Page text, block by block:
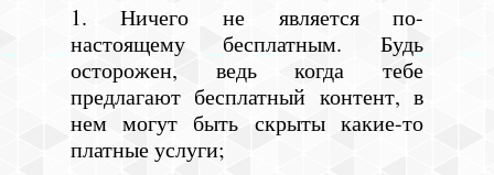
1. Ничего не является по-
настоящему бесплатным. Будь
осторожен, ведь когда тебе
предлагают бесплатный контент, в
нем могут быть скрыты какие-то
платные услуги;